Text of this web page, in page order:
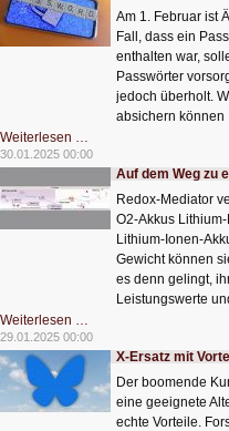
Am 1. Februar ist
Fall, dass ein
enthalten war,
Passwörter
jedoch überholt.
absichern können
Weiterlesen …
war
gestern
30.01.2025 00:00
Auf dem Weg zu
Redox-Mediator
O2-Akkus
Lithium-Ionen-
Gewicht können
es denn gelingt,
Leistungswerte
Weiterlesen …
dem
Weg
einer
neuen
Akku-
Generation
29.01.2025 00:00
X-Ersatz mit
Der boomende
eine geeignete
echte Vorteile.